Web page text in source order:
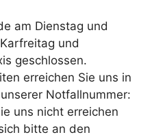
am Dienstag und
und
geschlossen.
erreichen Sie uns in
Notfallnummer:
uns nicht erreichen
bitte an den